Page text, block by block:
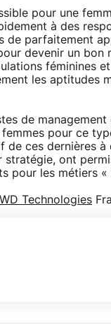
pour une
à des
parfaitement
devenir un bon
féminines
les aptitudes
de
pour ce
ces dernières
ont
pour les métiers «
Technologies